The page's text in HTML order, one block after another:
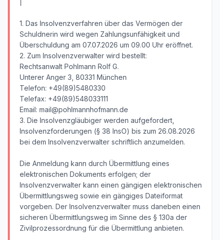
1. Das Insolvenzverfahren über das Vermögen der
Schuldnerin wird wegen Zahlungsunfähigkeit und
Überschuldung am 07.07.2026 um 09.00 Uhr eröffnet.
2. Zum Insolvenzverwalter wird bestellt:
Rechtsanwalt Pohlmann Rolf G.
Unterer Anger 3, 80331 München
Telefon: +49(89)5480330
Telefax: +49(89)548033111
Email: mail@pohlmannhofmann.de
3. Die Insolvenzgläubiger werden aufgefordert,
Insolvenzforderungen (§ 38 InsO) bis zum 26.08.2026
bei dem Insolvenzverwalter schriftlich anzumelden.
Die Anmeldung kann durch Übermittlung eines
elektronischen Dokuments erfolgen; der
Insolvenzverwalter kann einen gängigen elektronischen
Übermittlungsweg sowie ein gängiges Dateiformat
vorgeben. Der Insolvenzverwalter muss daneben einen
sicheren Übermittlungsweg im Sinne des § 130a der
Zivilprozessordnung für die Übermittlung anbieten.